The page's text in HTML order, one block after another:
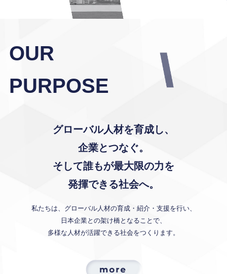
OUR
PURPOSE
グローバル人材を育成し、
企業とつなぐ。
そして誰もが最大限の力を
発揮できる社会へ。
私たちは、グローバル人材の育成・紹介・支援を行い、
日本企業との架け橋となることで、
多様な人材が活躍できる社会をつくります。